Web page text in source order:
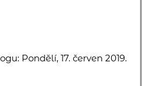
Pondělí, 17. červen 2019.